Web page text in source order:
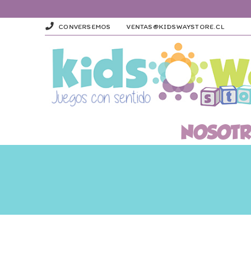
CONVERSEMOS VENTAS@KIDSWAYSTORE.CL